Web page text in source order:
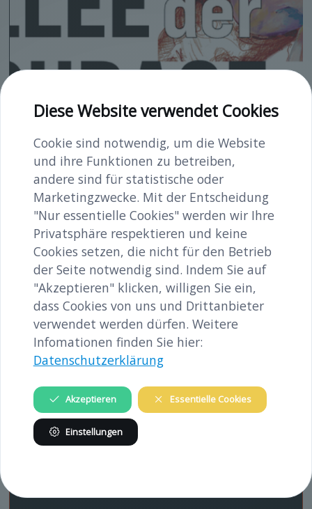
Allee der Courage
Ein künstlerischer Parcours im öffentlichen
Raum, der sich mit dem Moment der
Zivilcourage auseinandersetzt. Mit Werken
von crackthefiresister, Verena Andrea
Prenner, Denise Schellmann und Daniel
Sommergruber.
Mehr…
Diese Website verwendet Cookies
Cookie sind notwendig, um die Website
und ihre Funktionen zu betreiben,
andere sind für statistische oder
Marketingzwecke. Mit der Entscheidung
"Nur essentielle Cookies" werden wir Ihre
Privatsphäre respektieren und keine
Cookies setzen, die nicht für den Betrieb
der Seite notwendig sind. Indem Sie auf
"Akzeptieren" klicken, willigen Sie ein,
dass Cookies von uns und Drittanbieter
verwendet werden dürfen. Weitere
Infomationen finden Sie hier:
Datenschutzerklärung
Akzeptieren Essentielle Cookies
Einstellungen